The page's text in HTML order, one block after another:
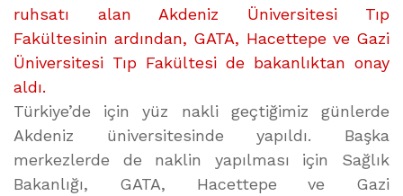
NAKLİ
İÇİN
ONAY
üzerine
ruhsatı alan Akdeniz Üniversitesi Tıp
Fakültesinin ardından, GATA, Hacettepe ve Gazi
Üniversitesi Tıp Fakültesi de bakanlıktan onay
aldı.
Türkiye’de için yüz nakli geçtiğimiz günlerde
Akdeniz üniversitesinde yapıldı. Başka
merkezlerde de naklin yapılması için Sağlık
Bakanlığı, GATA, Hacettepe ve Gazi